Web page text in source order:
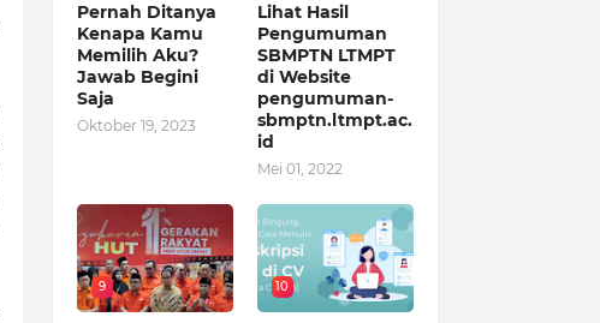
Pernah Ditanya
Kenapa Kamu
Memilih Aku?
Jawab Begini
Saja
Oktober 19, 2023
Lihat Hasil
Pengumuman
SBMPTN LTMPT
di Website
pengumuman-
sbmptn.ltmpt.ac.
id
Mei 01, 2022
9 10